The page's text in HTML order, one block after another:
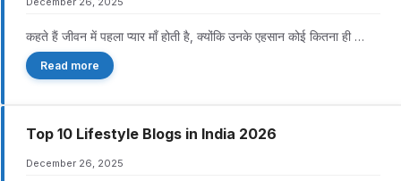
कहते हैं जीवन में पहला प्यार माँ होती है, क्योंकि उनके एहसान कोई कितना ही …
Read more
Top 10 Lifestyle Blogs in India 2026
December 26, 2025